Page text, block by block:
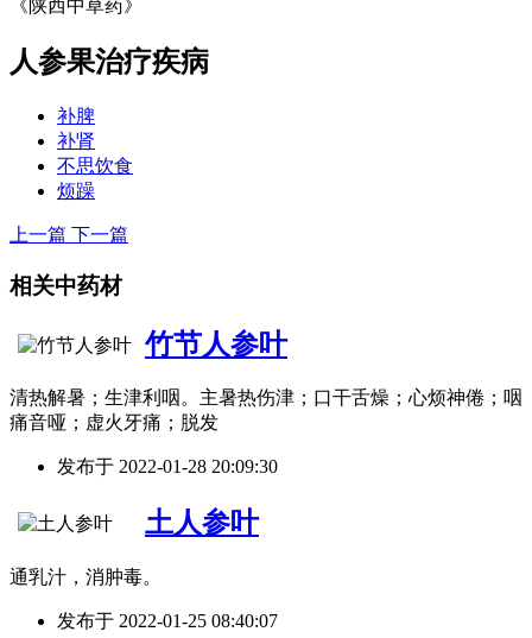
《陕西中草药》
人参果治疗疾病
补脾
补肾
不思饮食
烦躁
上一篇 下一篇
相关中药材
竹节人参叶
清热解暑；生津利咽。主暑热伤津；口干舌燥；心烦神倦；咽
痛音哑；虚火牙痛；脱发
发布于 2022-01-28 20:09:30
土人参叶
通乳汁，消肿毒。
发布于 2022-01-25 08:40:07